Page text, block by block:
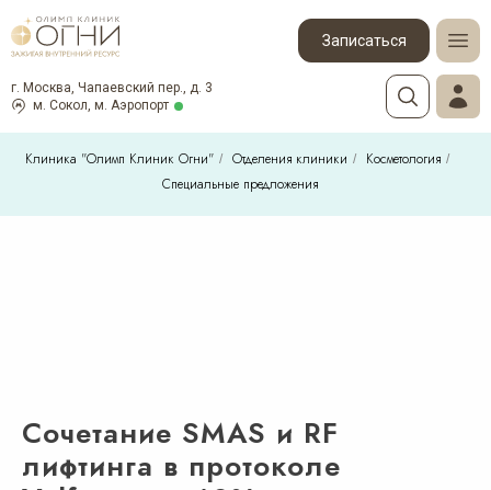
Записаться
м. Сокол, м. Аэропорт
г. Москва, Чапаевский пер., д. 3
Клиника "Олимп Клиник Огни" / Отделения клиники / Косметология /
Специальные предложения
Сочетание SMAS и RF
лифтинга в протоколе